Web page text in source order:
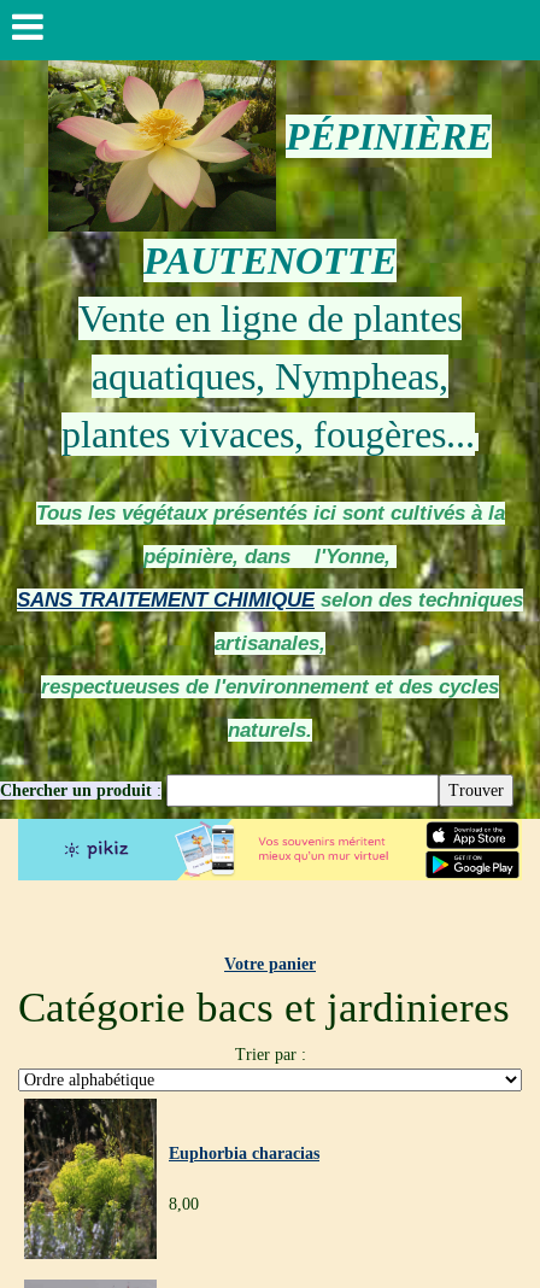
PÉPINIÈRE
PAUTENOTTE
Vente en ligne de plantes
aquatiques, Nympheas,
plantes vivaces, fougères...
Tous les végétaux présentés ici sont cultivés à la
pépinière, dans l'Yonne,
SANS TRAITEMENT CHIMIQUE selon des techniques
artisanales,
respectueuses de l'environnement et des cycles
naturels.
Chercher un produit :
Votre panier
Catégorie bacs et jardinieres
Trier par :
Euphorbia characias
8,00